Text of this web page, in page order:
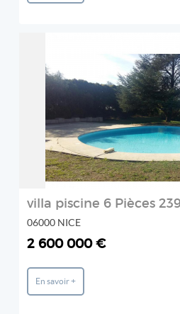
REF:
5
06000 NICE
2 600 000 €
En savoir +